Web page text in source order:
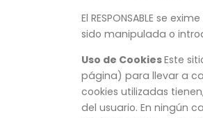
El RESPONSABLE se
sido manipulada o
Uso de CookiesEste
página) para llevar a
cookies utilizadas
del usuario. En ningún